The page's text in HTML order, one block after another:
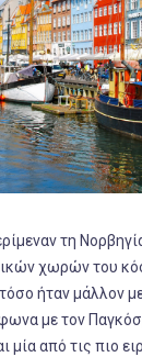
τη
χωρών του
ήταν μάλλον
με τον
μία από τις πιο